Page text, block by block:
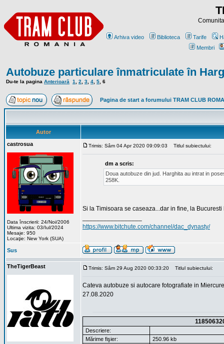
Arhiva video Biblioteca Tarife
Membri
Autobuze particulare înmatriculate în
Du-te la pagina Anterioară 1 2 3 4 5 6
Pagina de start a forumului TRAM CLUB
Autor
castrosua
Data înscrierii: 24/Noi/2006
Ultima vizita: 03/Iul/2024
Mesaje: 950
Locaţie: New York (SUA)
Trimis: Sâm 04 Apr 2020 09:09:03 Titlul subiectului:
dm a scris:
Doua autobuze din jud. Harghita au intrat in
258K.
Si la Timisoara se caseaza...dar in fine, la
https://www.bitchute.com/channel/dac_dynasty/
Sus
TheTigerBeast Trimis: Sâm 29 Aug 2020 00:33:20 Titlul subiectului:
Cateva autobuze si autocare fotografiate in
27.08.2020
Descriere:
Mărime fişier:
250.96 kb